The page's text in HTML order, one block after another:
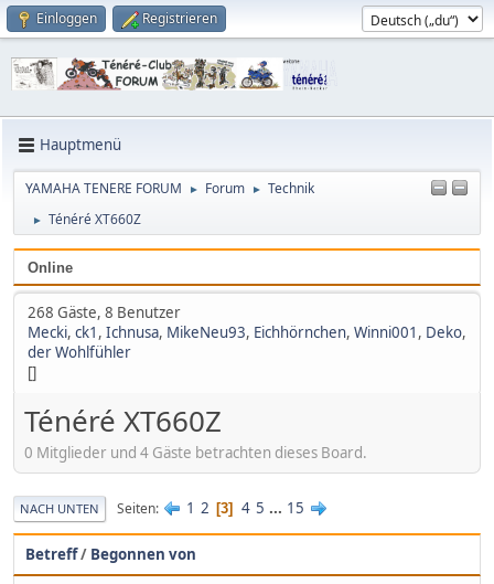
Einloggen Registrieren
Hauptmenü
YAMAHA TENERE FORUM ► Forum ► Technik
► Ténéré XT660Z
Online
268 Gäste, 8 Benutzer
Mecki, ck1 , Ichnusa, MikeNeu93, Eichhörnchen, Winni001 , Deko,
der Wohlfühler
[]
Ténéré XT660Z
0 Mitglieder und 4 Gäste betrachten dieses Board.
NACH UNTEN Seiten 1 2 3 4 5 ... 15
Betreff/ Begonnen von